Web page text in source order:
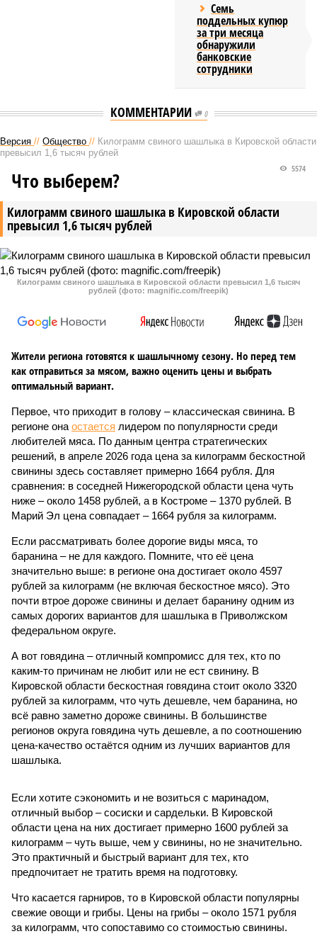
Семь
поддельных купюр
за три месяца
обнаружили
банковские
сотрудники
КОММЕНТАРИИ 0
Версия // Общество // Килограмм свиного шашлыка в Кировской области
превысил 1,6 тысяч рублей
Килограмм свиного шашлыка в Кировской области
превысил 1,6 тысяч рублей
5574
Что выберем?
Килограмм свиного шашлыка в Кировской области превысил 1,6 тысяч
рублей (фото: magnific.com/freepik)
Жители региона готовятся к шашлычному сезону. Но перед тем
как отправиться за мясом, важно оценить цены и выбрать
оптимальный вариант.
Первое, что приходит в голову – классическая свинина. В
регионе она остается лидером по популярности среди
любителей мяса. По данным центра стратегических
решений, в апреле 2026 года цена за килограмм бескостной
свинины здесь составляет примерно 1664 рубля. Для
сравнения: в соседней Нижегородской области цена чуть
ниже – около 1458 рублей, а в Костроме – 1370 рублей. В
Марий Эл цена совпадает – 1664 рубля за килограмм.
Если рассматривать более дорогие виды мяса, то
баранина – не для каждого. Помните, что её цена
значительно выше: в регионе она достигает около 4597
рублей за килограмм (не включая бескостное мясо). Это
почти втрое дороже свинины и делает баранину одним из
самых дорогих вариантов для шашлыка в Приволжском
федеральном округе.
А вот говядина – отличный компромисс для тех, кто по
каким-то причинам не любит или не ест свинину. В
Кировской области бескостная говядина стоит около 3320
рублей за килограмм, что чуть дешевле, чем баранина, но
всё равно заметно дороже свинины. В большинстве
регионов округа говядина чуть дешевле, а по соотношению
цена-качество остаётся одним из лучших вариантов для
шашлыка.
Если хотите сэкономить и не возиться с маринадом,
отличный выбор – сосиски и сардельки. В Кировской
области цена на них достигает примерно 1600 рублей за
килограмм – чуть выше, чем у свинины, но не значительно.
Это практичный и быстрый вариант для тех, кто
предпочитает не тратить время на подготовку.
Что касается гарниров, то в Кировской области популярны
свежие овощи и грибы. Цены на грибы – около 1571 рубля
за килограмм, что сопоставимо со стоимостью свинины.